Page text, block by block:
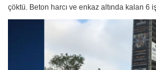
çöktü. Beton harcı ve enkaz altında kalan 6